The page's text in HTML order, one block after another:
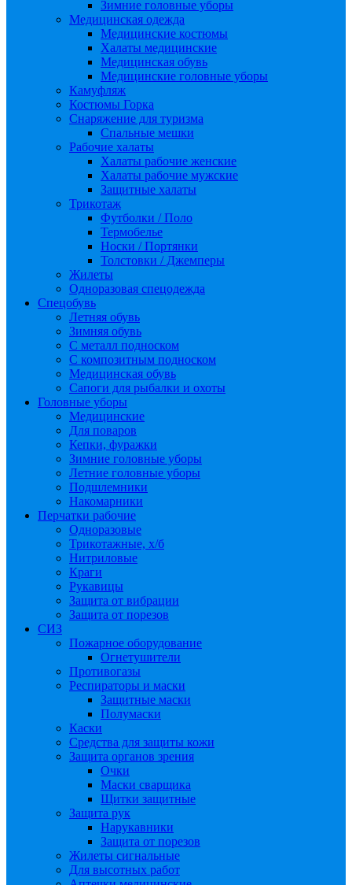
Зимние головные уборы
Медицинская одежда
Медицинские костюмы
Халаты медицинские
Медицинская обувь
Медицинские головные уборы
Камуфляж
Костюмы Горка
Снаряжение для туризма
Спальные мешки
Рабочие халаты
Халаты рабочие женские
Халаты рабочие мужские
Защитные халаты
Трикотаж
Футболки / Поло
Термобелье
Носки / Портянки
Толстовки / Джемперы
Жилеты
Одноразовая спецодежда
Спецобувь
Летняя обувь
Зимняя обувь
С металл подноском
С композитным подноском
Медицинская обувь
Сапоги для рыбалки и охоты
Головные уборы
Медицинские
Для поваров
Кепки, фуражки
Зимние головные уборы
Летние головные уборы
Подшлемники
Накомарники
Перчатки рабочие
Одноразовые
Трикотажные, х/б
Нитриловые
Краги
Рукавицы
Защита от вибрации
Защита от порезов
СИЗ
Пожарное оборудование
Огнетушители
Противогазы
Респираторы и маски
Защитные маски
Полумаски
Каски
Средства для защиты кожи
Защита органов зрения
Очки
Маски сварщика
Щитки защитные
Защита рук
Нарукавники
Защита от порезов
Жилеты сигнальные
Для высотных работ